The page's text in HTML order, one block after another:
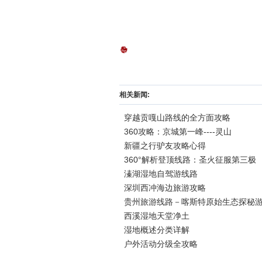
相关新闻:
穿越贡嘎山路线的全方面攻略
360攻略：京城第一峰----灵山
新疆之行驴友攻略心得
360°解析登顶线路：圣火征服第三极
溱湖湿地自驾游线路
深圳西冲海边旅游攻略
贵州旅游线路－喀斯特原始生态探秘
西溪湿地天堂净土
湿地概述分类详解
户外活动分级全攻略